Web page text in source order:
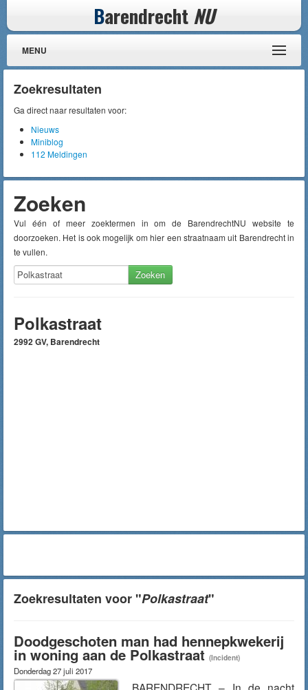
Barendrecht NU
MENU
Zoekresultaten
Ga direct naar resultaten voor:
Nieuws
Miniblog
112 Meldingen
Zoeken
Vul één of meer zoektermen in om de BarendrechtNU website te
doorzoeken. Het is ook mogelijk om hier een straatnaam uit Barendrecht in
te vullen.
Zoeken
Polkastraat
2992 GV, Barendrecht
Zoekresultaten voor "Polkastraat"
Doodgeschoten man had hennepkwekerij
in woning aan de Polkastraat (Incident)
Donderdag 27 juli 2017